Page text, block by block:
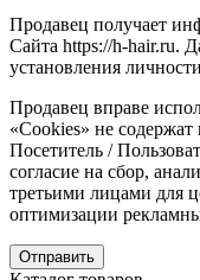
Продавец получает
Сайта https://h-hair.ru.
установления
Продавец вправе
«Cookies» не
Посетитель /
согласие на сбор,
третьими лицами для
оптимизации
Отправить